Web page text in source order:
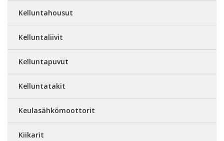
Kelluntahousut
Kelluntaliivit
Kelluntapuvut
Kelluntatakit
Keulasähkömoottorit
Kiikarit